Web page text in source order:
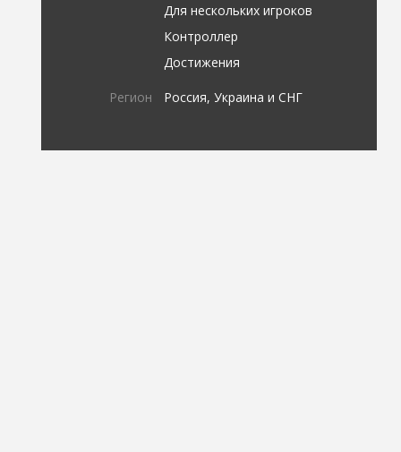
Для нескольких игроков
Контроллер
Достижения
Регион Россия, Украина и СНГ